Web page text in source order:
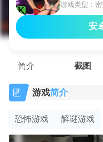
游戏类型：
安
简介 截图
游戏简介
恐怖游戏 解谜游戏